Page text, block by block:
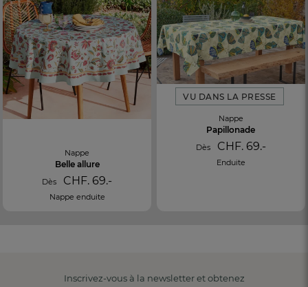
Nappe
Belle allure
Dès CHF. 69.-
Nappe enduite
VU DANS LA PRESSE
Nappe
Papillonade
Dès CHF. 69.-
Enduite
Inscrivez-vous à la newsletter et obtenez